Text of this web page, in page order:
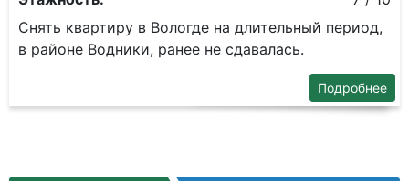
Снять квартиру в Вологде на длительный период,
в районе Водники, ранее не сдавалась.
Подробнее